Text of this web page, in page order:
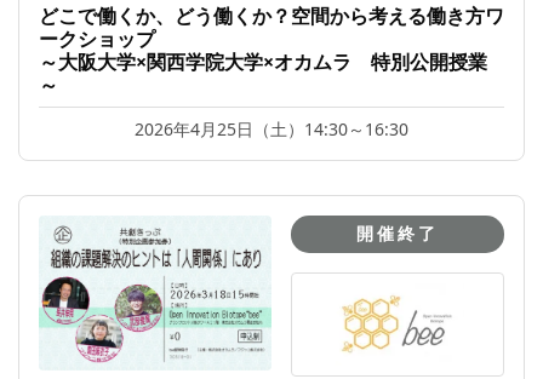
どこで働くか、どう働くか？空間から考える働き方ワ
ークショップ
～大阪大学×関西学院大学×オカムラ 特別公開授業
～
2026年4月25日（土）14:30～16:30
開催終了